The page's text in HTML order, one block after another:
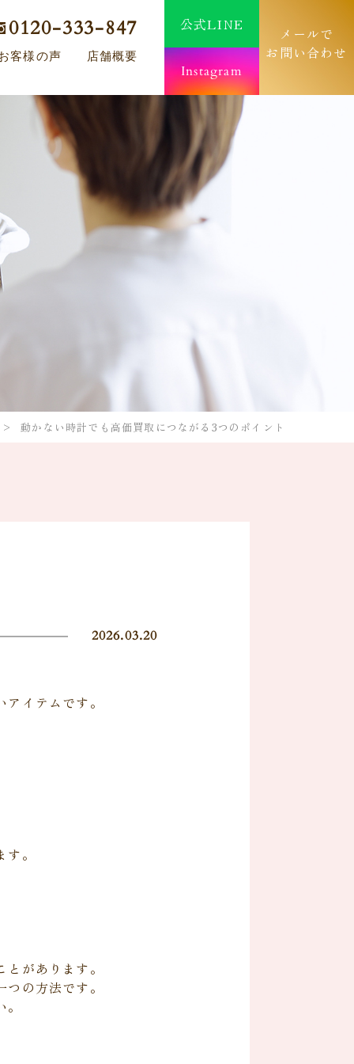
0120-333-847
客様の声 店舗概要
公式LINE
Instagram
メールで
お問い合わせ
動かない時計でも高価買取につながる3つのポイント
2026.03.20
イテムです。
。
があります。
の方法です。